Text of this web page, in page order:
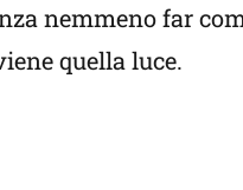
nemmeno far
quella luce.